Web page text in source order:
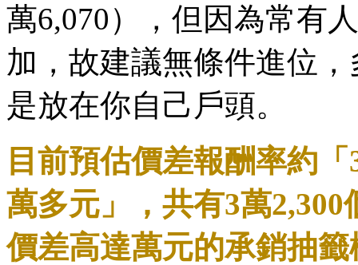
萬6,070），但因為常有
加，故建議無條件進位
是放在你自己戶頭。
目前預估價差報酬率約
萬多元」，共有3萬
價差高達萬元的承銷抽